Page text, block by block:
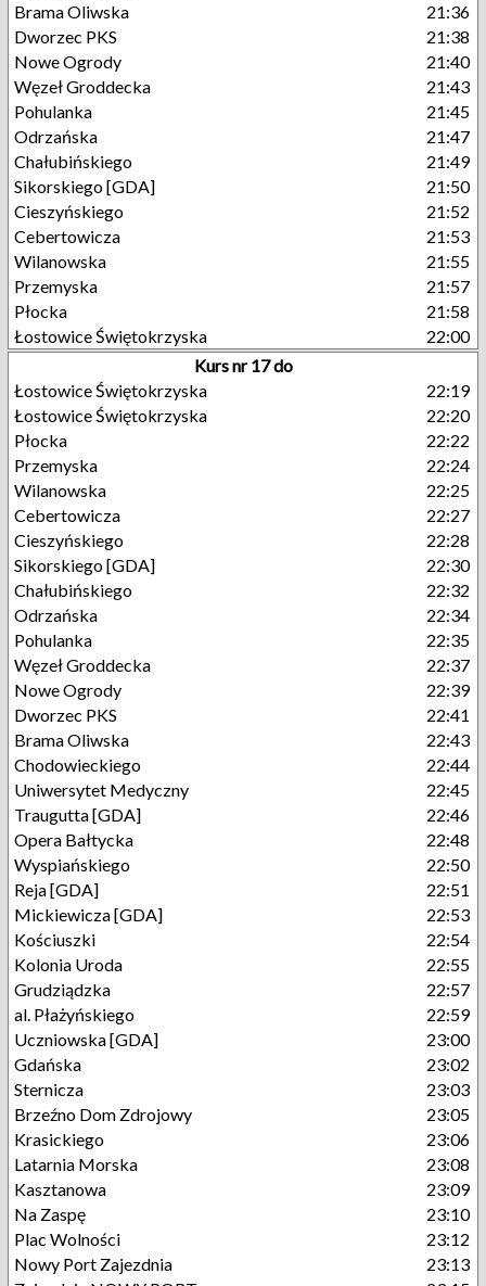
Brama Oliwska
21:36
Dworzec PKS
21:38
Nowe Ogrody
21:40
Węzeł Groddecka
21:43
Pohulanka
21:45
Odrzańska
21:47
Chałubińskiego
21:49
Sikorskiego [GDA]
21:50
Cieszyńskiego
21:52
Cebertowicza
21:53
Wilanowska
21:55
Przemyska
21:57
Płocka
21:58
Łostowice Świętokrzyska
22:00
Kurs nr 17 do
Łostowice Świętokrzyska
22:19
Łostowice Świętokrzyska
22:20
Płocka
22:22
Przemyska
22:24
Wilanowska
22:25
Cebertowicza
22:27
Cieszyńskiego
22:28
Sikorskiego [GDA]
22:30
Chałubińskiego
22:32
Odrzańska
22:34
Pohulanka
22:35
Węzeł Groddecka
22:37
Nowe Ogrody
22:39
Dworzec PKS
22:41
Brama Oliwska
22:43
Chodowieckiego
22:44
Uniwersytet Medyczny
22:45
Traugutta [GDA]
22:46
Opera Bałtycka
22:48
Wyspiańskiego
22:50
Reja [GDA]
22:51
Mickiewicza [GDA]
22:53
Kościuszki
22:54
Kolonia Uroda
22:55
Grudziądzka
22:57
al. Płażyńskiego
22:59
Uczniowska [GDA]
23:00
Gdańska
23:02
Sternicza
23:03
Brzeźno Dom Zdrojowy
23:05
Krasickiego
23:06
Latarnia Morska
23:08
Kasztanowa
23:09
Na Zaspę
23:10
Plac Wolności
23:12
Nowy Port Zajezdnia
23:13